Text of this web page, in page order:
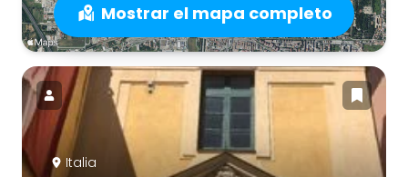
Mostrar el mapa completo
Italia